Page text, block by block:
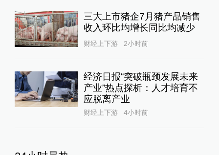
三大上市猪企7月猪产品销售
收入环比均增长同比均减少
财经上下游 2小时前
经济日报“突破瓶颈发展未来
产业”热点探析：人才培育不
应脱离产业
财经上下游 4小时前